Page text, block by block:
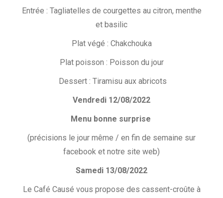
Entrée : Tagliatelles de courgettes au citron, menthe
et basilic
Plat végé : Chakchouka
Plat poisson : Poisson du jour
Dessert : Tiramisu aux abricots
Vendredi 12/08/2022
Menu bonne surprise
(précisions le jour même / en fin de semaine sur
facebook et notre site web)
Samedi 13/08/2022
Le Café Causé vous propose des cassent-croûte à